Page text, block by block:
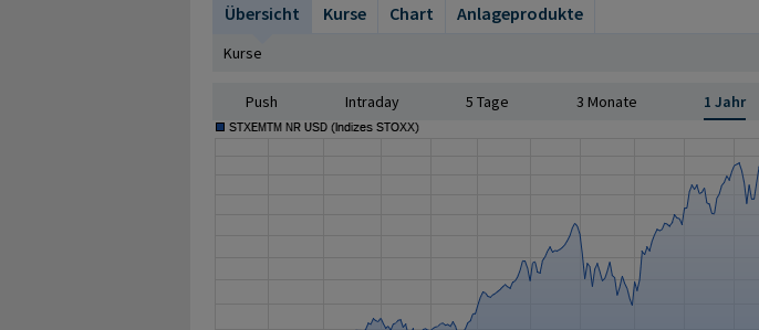
Übersicht
Kurse Chart Anlageprodukte
Kurse
Push Intraday 5 Tage 3 Monate 1 Jahr